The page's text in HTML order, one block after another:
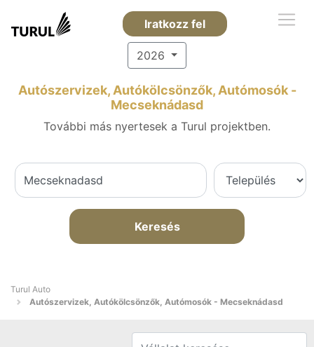
Iratkozz fel
2026
Autószervizek, Autókölcsönzők, Autómosók -
Mecseknádasd
További más nyertesek a Turul projektben.
Keresés
Turul Auto
Autószervizek, Autókölcsönzők, Autómosók - Mecseknádasd